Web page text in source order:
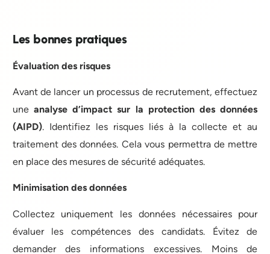
Les bonnes pratiques
Évaluation des risques
Avant de lancer un processus de recrutement, effectuez
une analyse d’impact sur la protection des données
(AIPD). Identifiez les risques liés à la collecte et au
traitement des données. Cela vous permettra de mettre
en place des mesures de sécurité adéquates.
Minimisation des données
Collectez uniquement les données nécessaires pour
évaluer les compétences des candidats. Évitez de
demander des informations excessives. Moins de